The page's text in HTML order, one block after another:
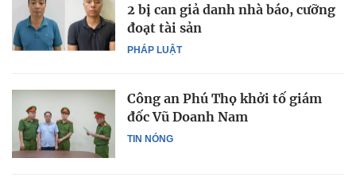
PHÁP LUẬT
2 bị can giả danh nhà báo, cưỡng
đoạt tài sản
TIN NÓNG
Công an Phú Thọ khởi tố giám
đốc Vũ Doanh Nam